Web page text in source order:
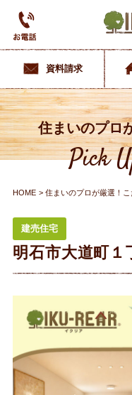
資料請求
住まいのプロ
Pick
HOME 住まいのプロが厳選！
建売住宅
明石市大道町